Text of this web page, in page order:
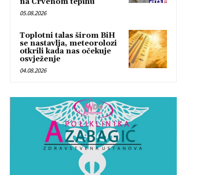
05.08.2026
Toplotni talas širom BiH
se nastavlja, meteorolozi
otkrili kada nas očekuje
osvježenje
04.08.2026